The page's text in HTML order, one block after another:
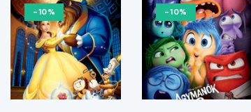
-10% -10%